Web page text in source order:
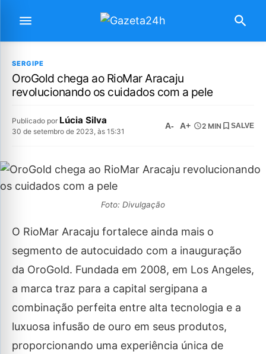
SERGIPE
OroGold chega ao RioMar Aracaju
revolucionando os cuidados com a pele
Publicado por Lúcia Silva
30 de setembro de 2023, às 15:31
A- A+ 2 MIN SALVE
Foto: Divulgação
O RioMar Aracaju fortalece ainda mais o
segmento de autocuidado com a inauguração
da OroGold. Fundada em 2008, em Los Angeles,
a marca traz para a capital sergipana a
combinação perfeita entre alta tecnologia e a
luxuosa infusão de ouro em seus produtos,
proporcionando uma experiência única de